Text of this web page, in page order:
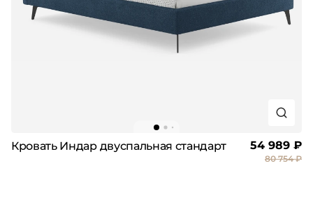
Кровать Индар двуспальная стандарт 54 989 ₽
80 754 ₽